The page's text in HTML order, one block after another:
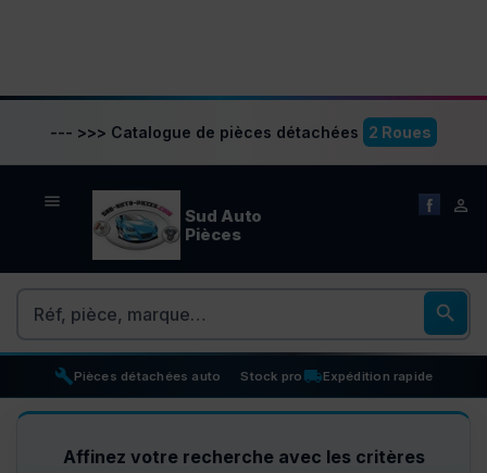
--- >>> Catalogue de pièces détachées 2 Roues
 
Sud Auto
Pièces

build Pièces détachées auto inventory_2
Stock pro local_shippingExpédition rapide
Affinez votre recherche avec les critères